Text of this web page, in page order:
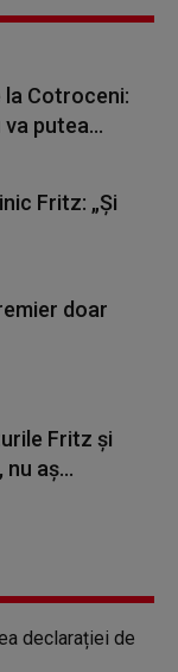
la Cotroceni:
putea...
Fritz: „Și
doar
Fritz şi
aş...